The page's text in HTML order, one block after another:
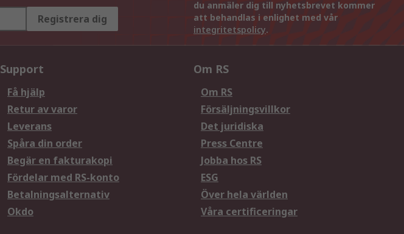
Registrera dig
du anmäler dig till nyhetsbrevet kommer
att behandlas i enlighet med vår
integritetspolicy.
Support
Få hjälp
Retur av varor
Leverans
Spåra din order
Begär en fakturakopi
Fördelar med RS-konto
Betalningsalternativ
Okdo
Om RS
Om RS
Försäljningsvillkor
Det juridiska
Press Centre
Jobba hos RS
ESG
Över hela världen
Våra certificeringar